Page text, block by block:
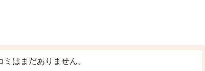
ミはまだありません。